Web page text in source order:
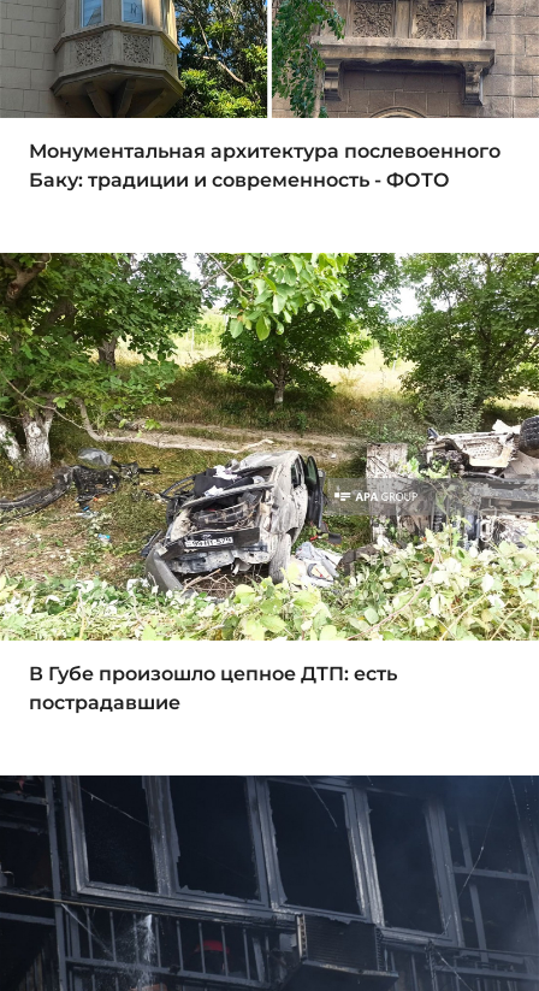
Монументальная архитектура послевоенного
Баку: традиции и современность - ФОТО
В Губе произошло цепное ДТП: есть
пострадавшие